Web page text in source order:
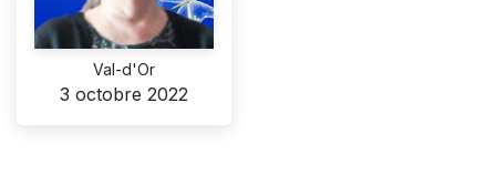
Val-d'Or
3 octobre 2022